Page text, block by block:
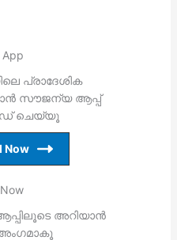
App
പ്രാദേശിക
സൗജന്യ ആപ്പ്
ചെയ്യൂ
Now
അറിയാന്‍